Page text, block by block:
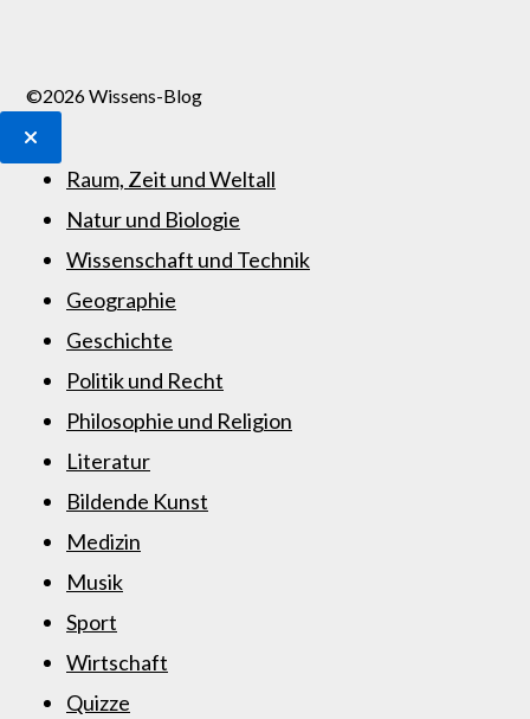
©2026 Wissens-Blog
Raum, Zeit und Weltall
Natur und Biologie
Wissenschaft und Technik
Geographie
Geschichte
Politik und Recht
Philosophie und Religion
Literatur
Bildende Kunst
Medizin
Musik
Sport
Wirtschaft
Quizze